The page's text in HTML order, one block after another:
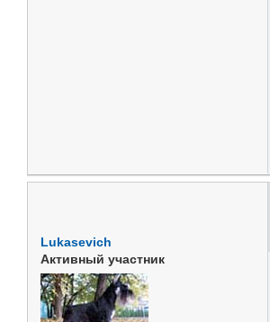
Lukasevich
Активный участник